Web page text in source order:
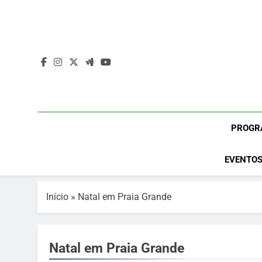
Início » Natal em Praia Grande
Natal em Praia Grande